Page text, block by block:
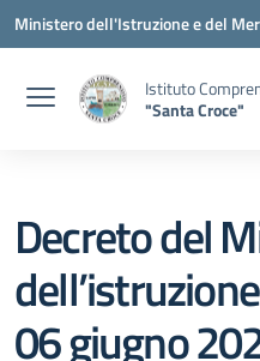
Vai ai contenuti
Vai al menu di navigazione
Vai al footer
Ministero dell'Istruzione e del
Istituto
"Santa Croce"
Decreto del
06 giugno